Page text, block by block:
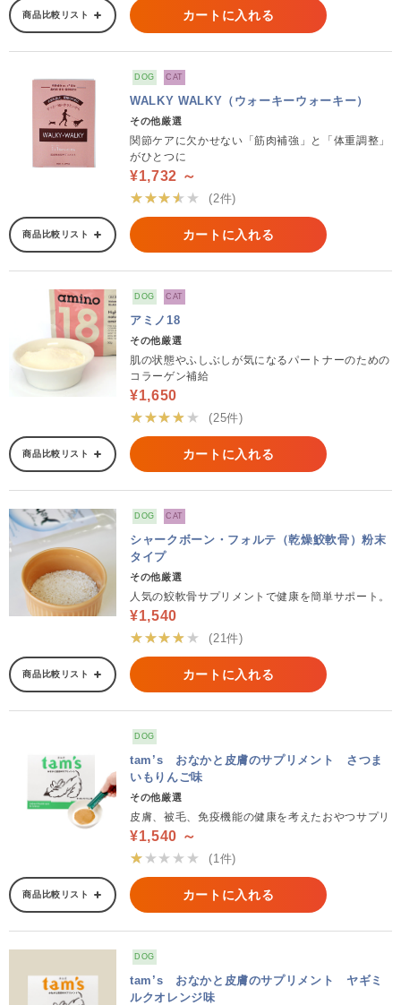
商品比較リスト カートに入れる
DOG CAT
WALKY WALKY（ウォーキーウォーキー）
その他厳選
関節ケアに欠かせない「筋肉補強」と「体重調整」
がひとつに
¥1,732 ～
★★★★★
(2件)
商品比較リスト カートに入れる
DOG CAT
アミノ18
その他厳選
肌の状態やふしぶしが気になるパートナーのための
コラーゲン補給
¥1,650
★★★★★
(25件)
商品比較リスト カートに入れる
DOG CAT
シャークボーン・フォルテ（乾燥鮫軟骨）粉末
タイプ
その他厳選
人気の鮫軟骨サプリメントで健康を簡単サポート。
¥1,540
★★★★★
(21件)
商品比較リスト カートに入れる
DOG
tam’s おなかと皮膚のサプリメント さつま
いもりんご味
その他厳選
皮膚、被毛、免疫機能の健康を考えたおやつサプリ
¥1,540 ～
★★★★★
(1件)
商品比較リスト カートに入れる
DOG
tam’s おなかと皮膚のサプリメント ヤギミ
ルクオレンジ味